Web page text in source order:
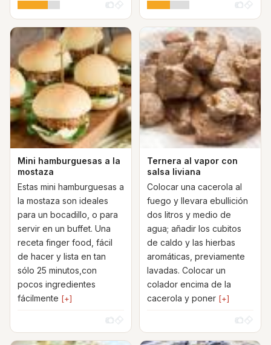
Mini hamburguesas a la
mostaza
Estas mini hamburguesas a
la mostaza son ideales
para un bocadillo, o para
servir en un buffet. Una
receta finger food, fácil
de hacer y lista en tan
sólo 25 minutos,con
pocos ingredientes
fácilmente [+]
Ternera al vapor con
salsa liviana
Colocar una cacerola al
fuego y llevara ebullición
dos litros y medio de
agua; añadir los cubitos
de caldo y las hierbas
aromáticas, previamente
lavadas. Colocar un
colador encima de la
cacerola y poner [+]